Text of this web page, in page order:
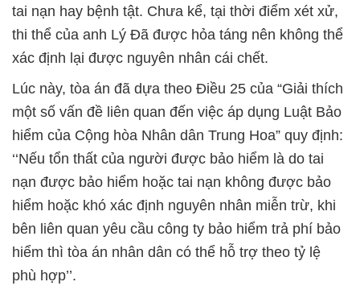
tai nạn hay bệnh tật. Chưa kể, tại thời điểm xét xử,
thi thể của anh Lý Đã được hỏa táng nên không thể
xác định lại được nguyên nhân cái chết.
Lúc này, tòa án đã dựa theo Điều 25 của “Giải thích
một số vấn đề liên quan đến việc áp dụng Luật Bảo
hiểm của Cộng hòa Nhân dân Trung Hoa” quy định:
‘‘Nếu tổn thất của người được bảo hiểm là do tai
nạn được bảo hiểm hoặc tai nạn không được bảo
hiểm hoặc khó xác định nguyên nhân miễn trừ, khi
bên liên quan yêu cầu công ty bảo hiểm trả phí bảo
hiểm thì tòa án nhân dân có thể hỗ trợ theo tỷ lệ
phù hợp’’.